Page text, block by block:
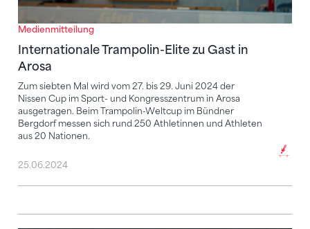
Medienmitteilung
Internationale Trampolin-Elite zu Gast in
Arosa
Zum siebten Mal wird vom 27. bis 29. Juni 2024 der
Nissen Cup im Sport- und Kongresszentrum in Arosa
ausgetragen. Beim Trampolin-Weltcup im Bündner
Bergdorf messen sich rund 250 Athletinnen und Athleten
aus 20 Nationen.
25.06.2024